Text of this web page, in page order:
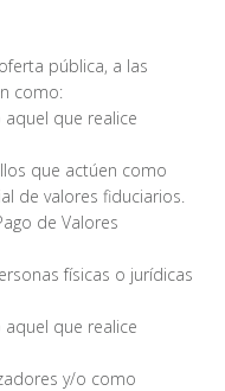
pública, a las
como:
que realice
que actúen como
de valores fiduciarios.
de Valores
físicas o jurídicas
que realice
y/o como